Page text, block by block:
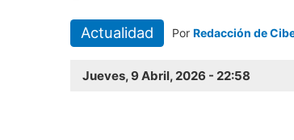
Actualidad Por Redacción de
Jueves, 9 Abril, 2026 - 22:58